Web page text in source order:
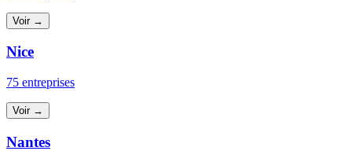
Voir →
Nice
75 entreprises
Voir →
Nantes